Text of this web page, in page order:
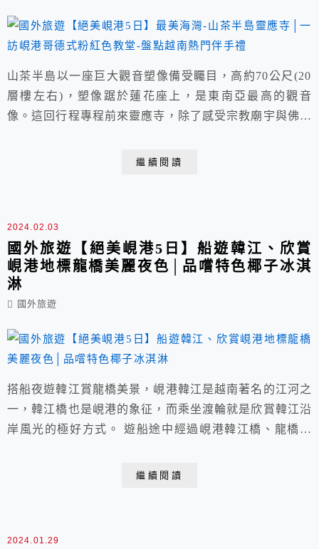
山茶半島以一座巨大觀音塑像備受矚目，高約70公尺(20
層樓左右)，塑像踞於蓮花座上，是東南亞最高的觀音
像。這回行程專程前來靈應寺，除了感受宗教廟宇與佛像
岸線以及鳥瞰整座峴港市。 緊接著來到擁有峴港市區最
繼續閱讀
2024.02.03
國外旅遊【絕美峴港5日】船遊韓江、欣賞
峴港地標龍橋美麗夜色│品嚐特色椰子冰淇
淋
國外旅遊
搭船夜遊韓江賞龍橋美景，峴港韓江是越南著名的江河之
一，韓江橋也是峴港的象征，而乘坐渡輪就是欣賞韓江沿
岸風光的極好方式。 遊船途中經過峴港韓江橋、龍橋、
微風輕拂、氣氛歡快，岸邊建築璀璨奪目、先進帶科技
繼續閱讀
2024.01.29